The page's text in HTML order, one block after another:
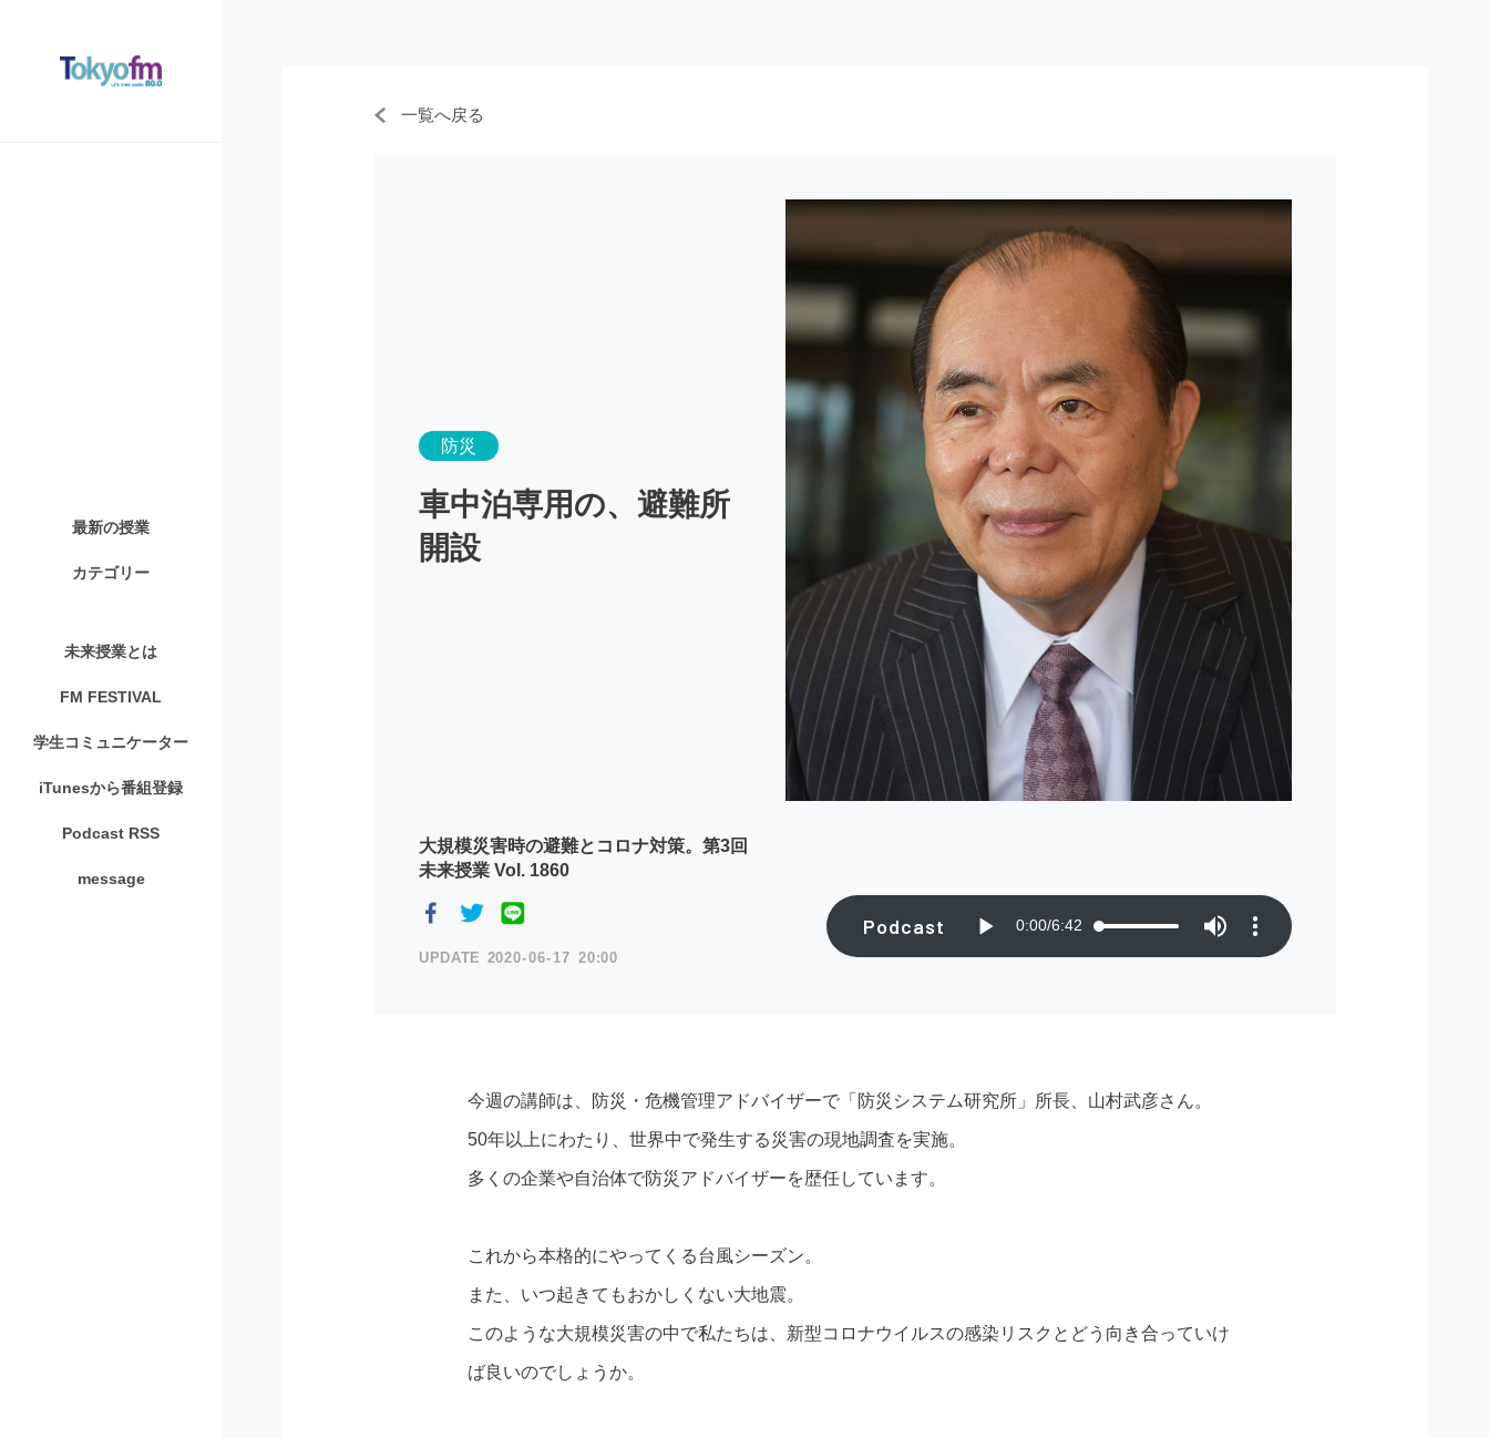
最新の授業
カテゴリー
未来授業とは
FM FESTIVAL
学生コミュニケーター
iTunesから番組登録
Podcast RSS
message
一覧へ戻る
防災
車中泊専用の、避難所
開設
大規模災害時の避難とコロナ対策。第3回
未来授業 Vol. 1860
2020 06 17 20:00
Podcast 0:00/6:42
今週の講師は、防災・危機管理アドバイザーで「防災システム研究所」所長、山村武彦さん。
50年以上にわたり、世界中で発生する災害の現地調査を実施。
多くの企業や自治体で防災アドバイザーを歴任しています。
これから本格的にやってくる台風シーズン。
また、いつ起きてもおかしくない大地震。
このような大規模災害の中で私たちは、新型コロナウイルスの感染リスクとどう向き合っていけ
ば良いのでしょうか。